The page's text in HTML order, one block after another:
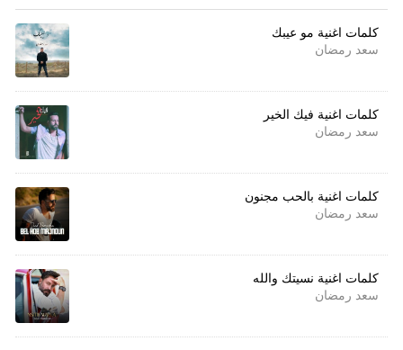
كلمات اغنية مو عيبك
سعد رمضان
كلمات اغنية فيك الخير
سعد رمضان
كلمات اغنية بالحب مجنون
سعد رمضان
كلمات اغنية نسيتك والله
سعد رمضان